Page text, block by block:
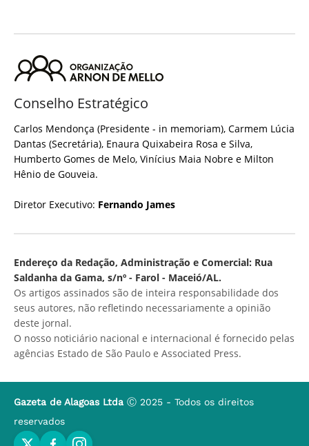
Conselho Estratégico
Carlos Mendonça (Presidente - in memoriam), Carmem Lúcia
Dantas (Secretária), Enaura Quixabeira Rosa e Silva,
Humberto Gomes de Melo, Vinícius Maia Nobre e Milton
Hênio de Gouveia.
Diretor Executivo: Fernando James
Endereço da Redação, Administração e Comercial: Rua
Saldanha da Gama, s/nº - Farol - Maceió/AL.
Os artigos assinados são de inteira responsabilidade dos
seus autores, não refletindo necessariamente a opinião
deste jornal.
O nosso noticiário nacional e internacional é fornecido pelas
agências Estado de São Paulo e Associated Press.
Gazeta de Alagoas Ltda Ⓒ 2025 - Todos os direitos
reservados